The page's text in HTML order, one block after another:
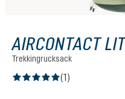
AIRCONTACT
Trekkingrucksack
(1)